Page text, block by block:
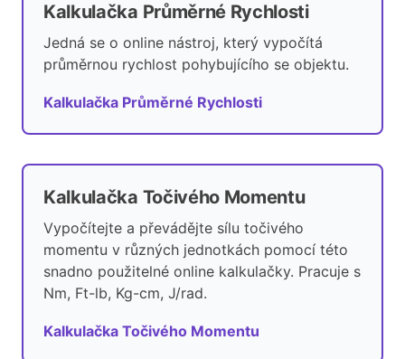
Kalkulačka Průměrné Rychlosti
Jedná se o online nástroj, který vypočítá
průměrnou rychlost pohybujícího se objektu.
Kalkulačka Průměrné Rychlosti
Kalkulačka Točivého Momentu
Vypočítejte a převádějte sílu točivého
momentu v různých jednotkách pomocí této
snadno použitelné online kalkulačky. Pracuje s
Nm, Ft-lb, Kg-cm, J/rad.
Kalkulačka Točivého Momentu